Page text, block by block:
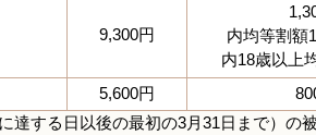
9,300円
内均等割額
内18歳以上
5,600円
達する日以後の最初の3月31日まで）の